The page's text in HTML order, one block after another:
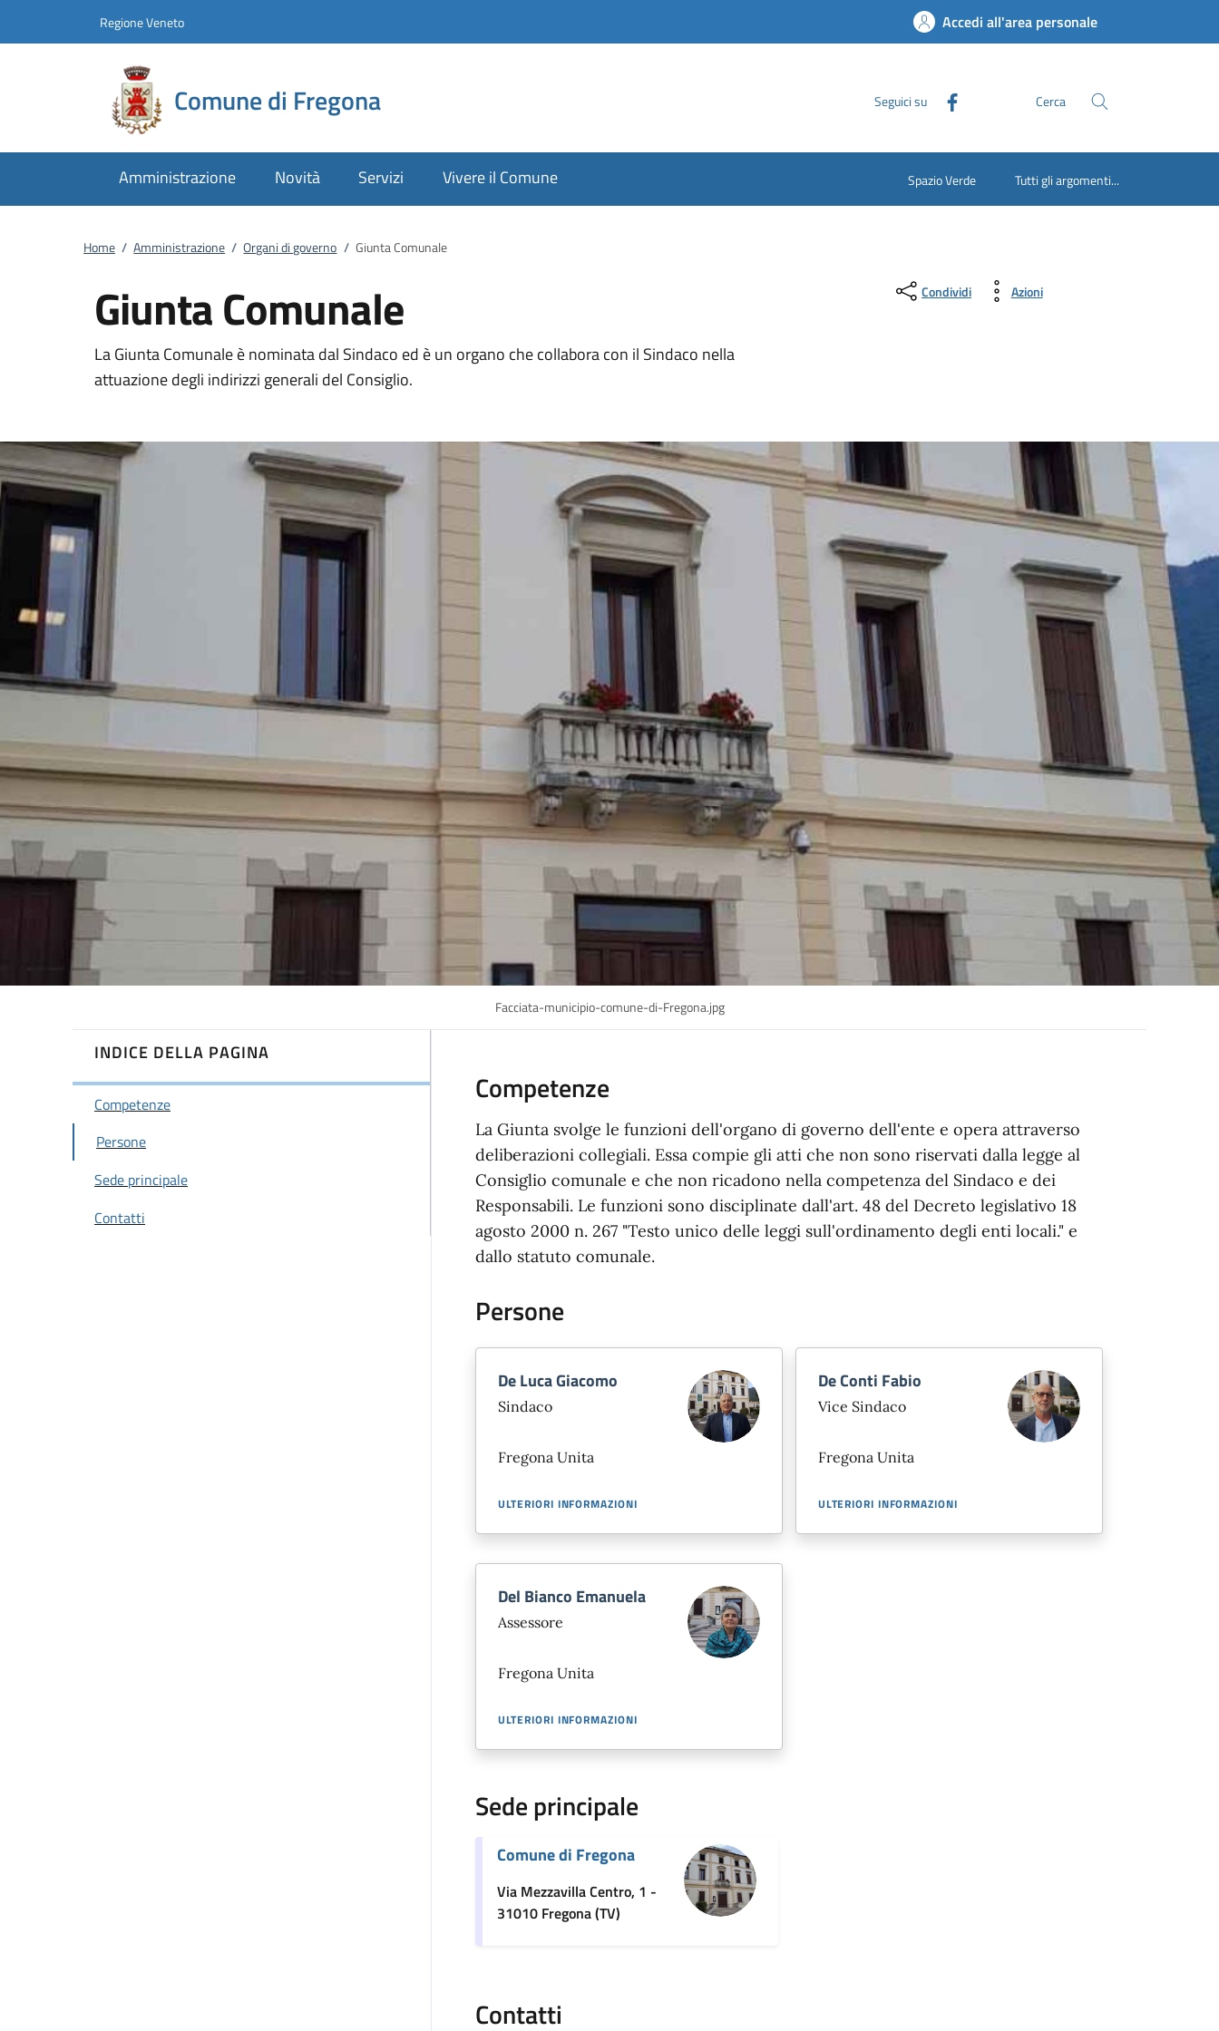
Regione Veneto Accedi all'area personale
Comune di Fregona Seguici su Cerca
Amministrazione Novità Servizi Vivere il Comune Spazio Verde Tutti gli argomenti...
Home / Amministrazione / Organi di governo / Giunta Comunale
Giunta Comunale
La Giunta Comunale è nominata dal Sindaco ed è un organo che collabora con il Sindaco nella
attuazione degli indirizzi generali del Consiglio.
Condividi Azioni
Facciata-municipio-comune-di-Fregona.jpg
INDICE DELLA PAGINA
Competenze
Persone
Sede principale
Contatti
Competenze
La Giunta svolge le funzioni dell'organo di governo dell'ente e opera attraverso
deliberazioni collegiali. Essa compie gli atti che non sono riservati dalla legge al
Consiglio comunale e che non ricadono nella competenza del Sindaco e dei
Responsabili. Le funzioni sono disciplinate dall'art. 48 del Decreto legislativo 18
agosto 2000 n. 267 "Testo unico delle leggi sull'ordinamento degli enti locali." e
dallo statuto comunale.
Persone
De Luca Giacomo
Sindaco
Fregona Unita
ULTERIORI INFORMAZIONI
De Conti Fabio
Vice Sindaco
Fregona Unita
ULTERIORI INFORMAZIONI
Del Bianco Emanuela
Assessore
Fregona Unita
ULTERIORI INFORMAZIONI
Sede principale
Comune di Fregona
Via Mezzavilla Centro, 1 -
31010 Fregona (TV)
Contatti